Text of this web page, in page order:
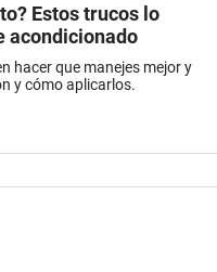
Estos trucos lo
acondicionado
hacer que manejes mejor y
y cómo aplicarlos.